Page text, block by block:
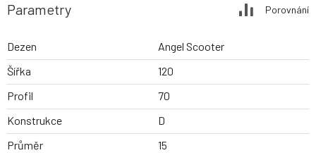
Parametry Porovnání
Dezen
Angel Scooter
Šířka
120
Profil
70
Konstrukce
D
Průměr
15